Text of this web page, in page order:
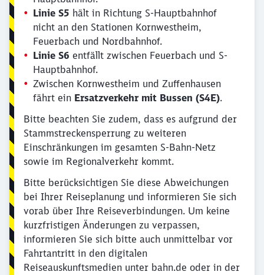
Linie S5 hält in Richtung S-Hauptbahnhof
nicht an den Stationen Kornwestheim,
Feuerbach und Nordbahnhof.
Linie S6 entfällt zwischen Feuerbach und S-
Hauptbahnhof.
Zwischen Kornwestheim und Zuffenhausen
fährt ein Ersatzverkehr mit Bussen (S4E).
Bitte beachten Sie zudem, dass es aufgrund der
Stammstreckensperrung zu weiteren
Einschränkungen im gesamten S-Bahn-Netz
sowie im Regionalverkehr kommt.
Bitte berücksichtigen Sie diese Abweichungen
bei Ihrer Reiseplanung und informieren Sie sich
vorab über Ihre Reiseverbindungen. Um keine
kurzfristigen Änderungen zu verpassen,
informieren Sie sich bitte auch unmittelbar vor
Fahrtantritt in den digitalen
Reiseauskunftsmedien unter bahn.de oder in der